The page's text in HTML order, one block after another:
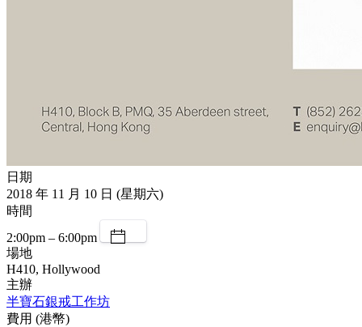
日期
2018 年 11 月 10 日 (星期六)
時間
2:00pm – 6:00pm
場地
H410, Hollywood
主辦
半寶石銀戒工作坊
費用 (港幣)